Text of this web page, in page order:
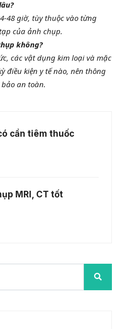
48 giờ, tùy thuộc vào từng
của ảnh chụp.
không?
các vật dụng kim loại và mặc
điều kiện y tế nào, nên thông
an toàn.
cần tiêm thuốc
MRI, CT tốt